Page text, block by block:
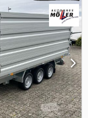
enkel att lasta från
tippvagn med
med tre sidor
trägolv,
H-ställning,
ram och V-dragstång.
lastsäkringsnät,
tillgå. Cedoi Awrqjpfx